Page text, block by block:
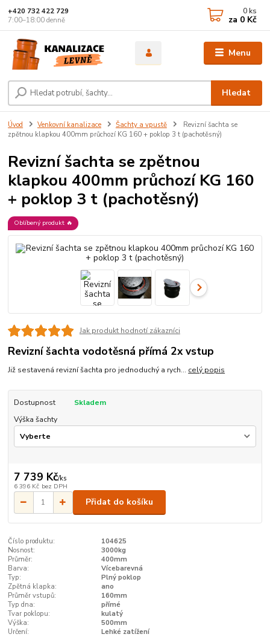
Menu
Hledat
+420 732 422 729
7:00–18:00 denně
0 ks
za 0 Kč
Úvod Venkovní kanalizace Šachty a vpustě
Revizní šachta se
zpětnou klapkou 400mm průchozí KG 160 + poklop 3 t (pachotěsný)
Revizní šachta se zpětnou
klapkou 400mm průchozí KG 160
+ poklop 3 t (pachotěsný)
Oblíbený produkt 🔥
Jak produkt hodnotí zákazníci
Revizní šachta vodotěsná přímá 2x vstup
Již sestavená revizní šachta pro jednoduchý a rych... celý popis
Dostupnost
Skladem
Výška šachty
7 739 Kč/ks
6 396 Kč bez DPH
Přidat do košíku
Číslo produktu:
104625
Nosnost:
3000kg
Průměr:
400mm
Barva:
Vícebarevná
Typ:
Plný poklop
Zpětná klapka:
ano
Průměr vstupů:
160mm
Typ dna:
přímé
Tvar poklopu:
kulatý
Výška:
500mm
Určení:
Lehké zatížení